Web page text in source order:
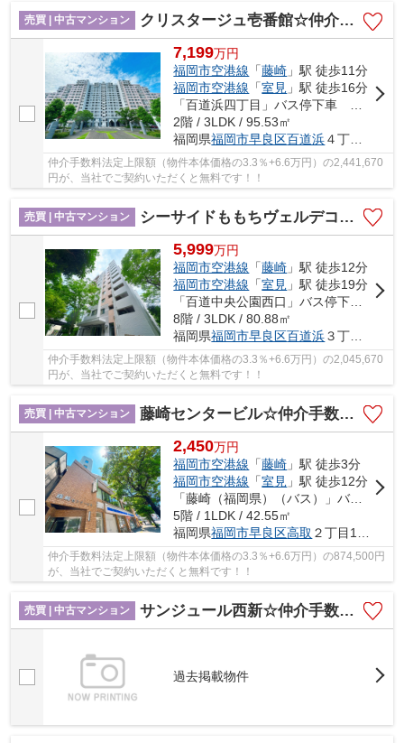
売買 | 中古マンション クリスタージュ壱番館☆仲介手数料無料☆
7,199万円
福岡市空港線 「藤崎 」駅 徒歩11分
福岡市空港線 「室見 」駅 徒歩16分
「百道浜四丁目」バス停下車 徒歩3分
2階 / 3LDK / 95.53㎡
福岡県福岡市早良区百道浜４丁目2-1
仲介手数料法定上限額（物件本体価格の3.3％+6.6万円）の2,441,670
円が、当社でご契約いただくと無料です！！
売買 | 中古マンション シーサイドももちヴェルデコート 5番館☆仲介手数料無料☆
5,999万円
福岡市空港線 「藤崎 」駅 徒歩12分
福岡市空港線 「室見 」駅 徒歩19分
「百道中央公園西口」バス停下車 徒歩3分
8階 / 3LDK / 80.88㎡
福岡県福岡市早良区百道浜３丁目3-5
仲介手数料法定上限額（物件本体価格の3.3％+6.6万円）の2,045,670
円が、当社でご契約いただくと無料です！！
売買 | 中古マンション 藤崎センタービル☆仲介手数料無料☆
2,450万円
福岡市空港線 「藤崎 」駅 徒歩3分
福岡市空港線 「室見 」駅 徒歩12分
「藤崎（福岡県）（バス）」バス停下車 徒歩4分
5階 / 1LDK / 42.55㎡
福岡県福岡市早良区高取 ２丁目18-6
仲介手数料法定上限額（物件本体価格の3.3％+6.6万円）の874,500円
が、当社でご契約いただくと無料です！！
売買 | 中古マンション サンジュール西新☆仲介手数料無料☆
過去掲載物件